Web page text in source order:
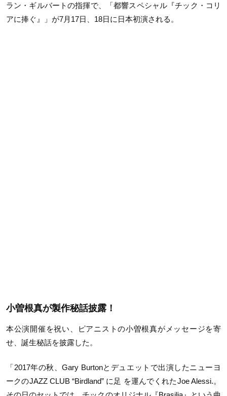
ラン・ギルバートの指揮で、「都響スペシャル『チック・コリ
アに捧ぐ』」が7月17日、18日に日本初演される。
小曽根真が製作秘話披露！
本公演開催を祝い、ピアニストの小曽根真がメッセージを寄
せ、誕生秘話を披露した。
「2017年の秋、Gary Burtonとデュエットで出演したニューヨ
ークのJAZZ CLUB “Birdland” に足 を運んでくれたJoe Alessi.。